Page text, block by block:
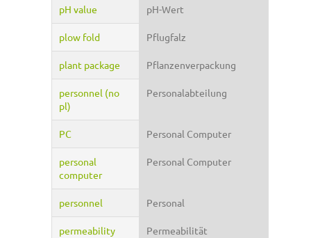
pH value pH-Wert
plow fold Pflugfalz
plant package Pflanzenverpackung
personnel (no
pl)
Personalabteilung
PC Personal Computer
personal
computer
Personal Computer
personnel Personal
permeability Permeabilität